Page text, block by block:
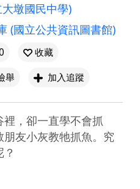
墩國民中學)
(國立公共資訊圖書館)
收藏
舉 加入追蹤
，卻一直學不會抓
友小灰教牠抓魚。究